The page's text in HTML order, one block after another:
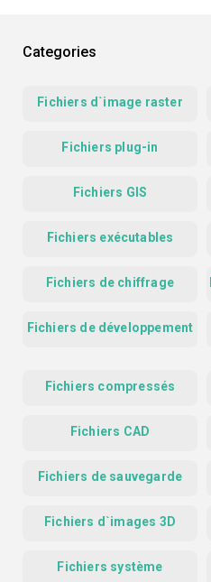
Categories
Fichiers d`image raster
Fichiers plug-in
Fichiers GIS
Fichiers exécutables
Fichiers de chiffrage
Fichiers de développement
Fichiers compressés
Fichiers CAD
Fichiers de sauvegarde
Fichiers d`images 3D
Fichiers système